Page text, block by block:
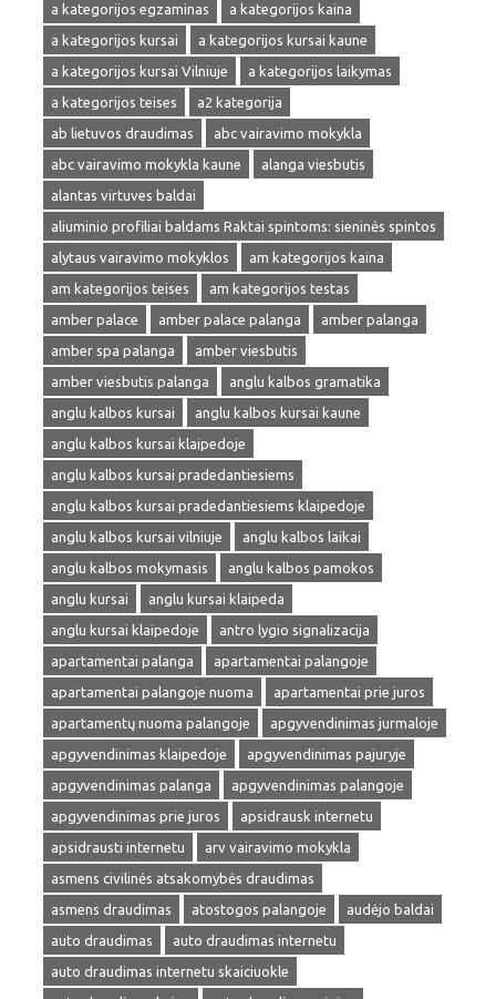
a kategorijos egzaminas
a kategorijos kaina
a kategorijos kursai
a kategorijos kursai kaune
a kategorijos kursai Vilniuje
a kategorijos laikymas
a kategorijos teises
a2 kategorija
ab lietuvos draudimas
abc vairavimo mokykla
abc vairavimo mokykla kaune
alanga viesbutis
alantas virtuves baldai
aliuminio profiliai baldams Raktai spintoms: sieninės spintos
alytaus vairavimo mokyklos
am kategorijos kaina
am kategorijos teises
am kategorijos testas
amber palace
amber palace palanga
amber palanga
amber spa palanga
amber viesbutis
amber viesbutis palanga
anglu kalbos gramatika
anglu kalbos kursai
anglu kalbos kursai kaune
anglu kalbos kursai klaipedoje
anglu kalbos kursai pradedantiesiems
anglu kalbos kursai pradedantiesiems klaipedoje
anglu kalbos kursai vilniuje
anglu kalbos laikai
anglu kalbos mokymasis
anglu kalbos pamokos
anglu kursai
anglu kursai klaipeda
anglu kursai klaipedoje
antro lygio signalizacija
apartamentai palanga
apartamentai palangoje
apartamentai palangoje nuoma
apartamentai prie juros
apartamentų nuoma palangoje
apgyvendinimas jurmaloje
apgyvendinimas klaipedoje
apgyvendinimas pajuryje
apgyvendinimas palanga
apgyvendinimas palangoje
apgyvendinimas prie juros
apsidrausk internetu
apsidrausti internetu
arv vairavimo mokykla
asmens civilinės atsakomybės draudimas
asmens draudimas
atostogos palangoje
audėjo baldai
auto draudimas
auto draudimas internetu
auto draudimas internetu skaiciuokle